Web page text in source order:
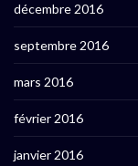
décembre 2016
septembre 2016
mars 2016
février 2016
janvier 2016